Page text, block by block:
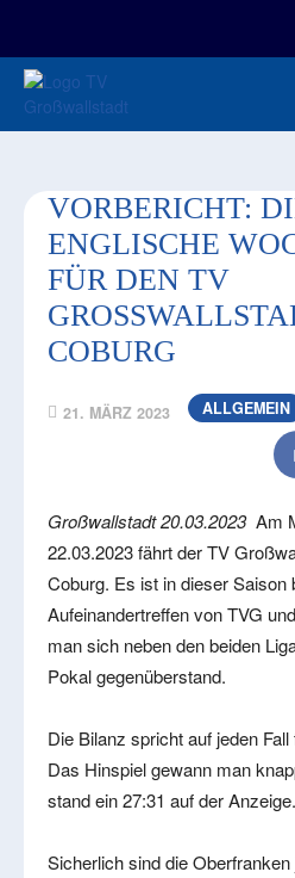
VORBERICHT:
ENGLISCHE
FÜR DEN TV
OBURG
21. MÄRZ 2023 ALLGEMEIN
Großwallstadt 20.03.2023 Am
22.03.2023 fährt der TV
Coburg. Es ist in dieser Saison
Aufeinandertreffen von TVG
man sich neben den beiden
Pokal gegenüberstand.
Die Bilanz spricht auf jeden
Das Hinspiel gewann man
stand ein 27:31 auf der Anzeige.
Sicherlich sind die